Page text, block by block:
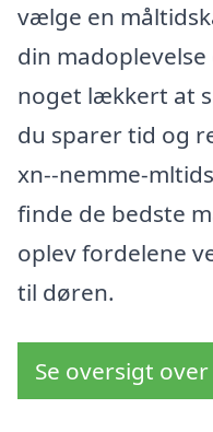
vælge en
din
noget lækkert at
du sparer tid og
xn--nemme-
finde de bedste
oplev fordelene
til døren.
Se oversigt